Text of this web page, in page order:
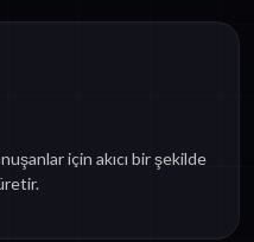
için akıcı bir şekilde